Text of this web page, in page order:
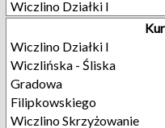
Wiczlino Działki I
Wiczlino Działki I
Wiczlińska - Śliska
Gradowa
Filipkowskiego
Wiczlino Skrzyżowanie